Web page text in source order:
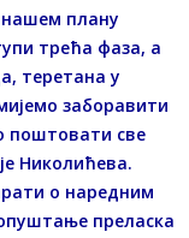
нашем плану
трећа фаза, а
теретана у
заборавити
поштовати све
Николићева.
о наредним
преласка